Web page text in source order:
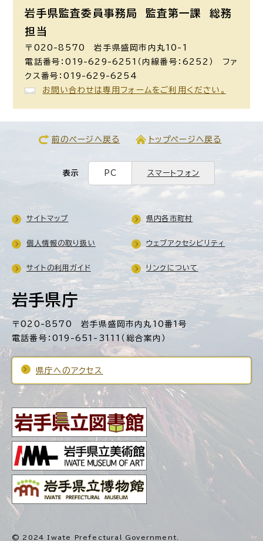
岩手県監査委員事務局 監査第一課
総務
担当
〒020-8570 岩手県盛岡市内丸10-1
電話番号：019-629-6251（内線番号：6252） ファ
クス番号：019-629-6254
お問い合わせは専用フォームをご利用ください。
前のページへ戻る トップページへ戻る
表示 PC スマートフォン
岩手県庁
〒020-8570 岩手県盛岡市内丸10番1号
電話番号：019-651-3111（総合案内）
県庁へのアクセス
サイトマップ 県内各市町村
個人情報の取り扱い ウェブアクセシビリティ
サイトの利用ガイド リンクについて
© 2024 Iwate Prefectural Government.